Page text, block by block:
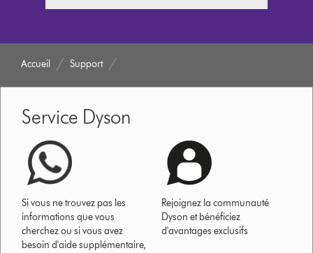
Accueil Support
Service Dyson
Si vous ne trouvez pas les
informations que vous
cherchez ou si vous avez
besoin d'aide supplémentaire,
Rejoignez la communauté
Dyson et bénéficiez
d'avantages exclusifs